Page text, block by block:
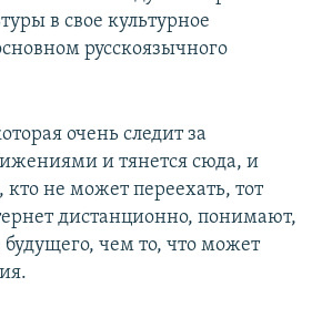
в свое культурное
русскоязычного
очень следит за
и тянется сюда, и
кто не может переехать, тот
дистанционно, понимают,
будущего, чем то, что может